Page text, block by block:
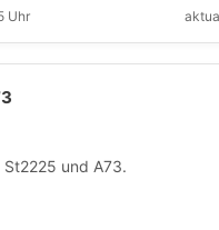
Uhr
und A73.